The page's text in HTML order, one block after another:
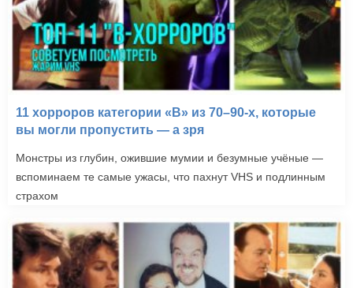
Глубоководная Звезда
Шесть (1989)
11 хорроров категории «B» из 70–90-х, которые
вы могли пропустить — а зря
Монстры из глубин, ожившие мумии и безумные учёные —
вспоминаем те самые ужасы, что пахнут VHS и подлинным
страхом